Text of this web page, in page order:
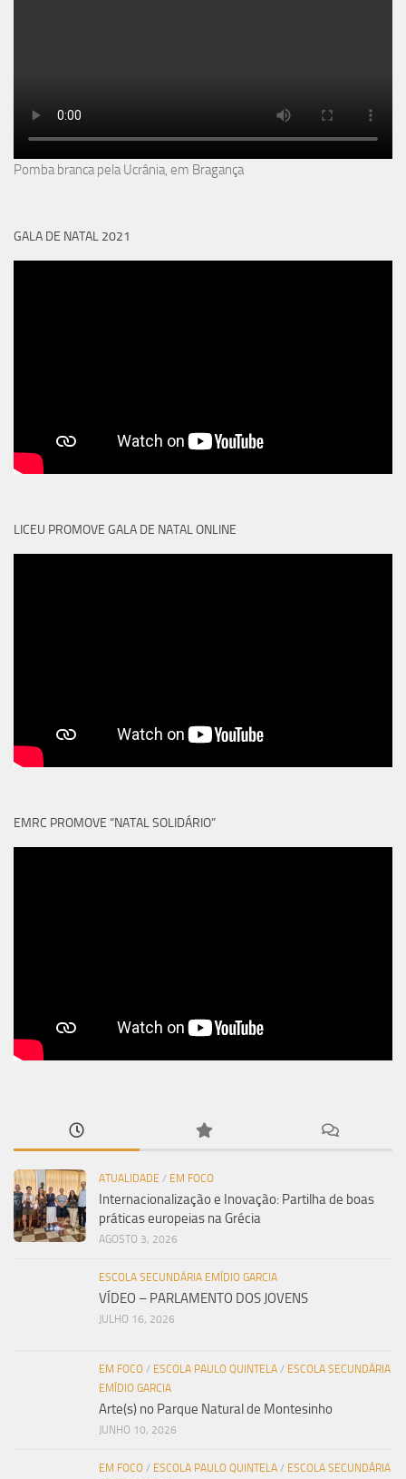
Pomba branca pela Ucrânia, em Bragança
GALA DE NATAL 2021
LICEU PROMOVE GALA DE NATAL ONLINE
EMRC PROMOVE “NATAL SOLIDÁRIO”
ATUALIDADE / EM FOCO
Internacionalização e Inovação: Partilha de boas
práticas europeias na Grécia
AGOSTO 3, 2026
ESCOLA SECUNDÁRIA EMÍDIO GARCIA
VÍDEO – PARLAMENTO DOS JOVENS
JULHO 16, 2026
EM FOCO / ESCOLA PAULO QUINTELA / ESCOLA SECUNDÁRIA
EMÍDIO GARCIA
Arte(s) no Parque Natural de Montesinho
JUNHO 10, 2026
EM FOCO / ESCOLA PAULO QUINTELA / ESCOLA SECUNDÁRIA